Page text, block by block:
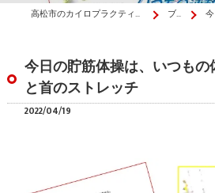
高松市のカイロプラクティックはか・から～ず施術院 ブログ 今
今日の貯筋体操は、いつも
と首のストレッチ
2022/04/19